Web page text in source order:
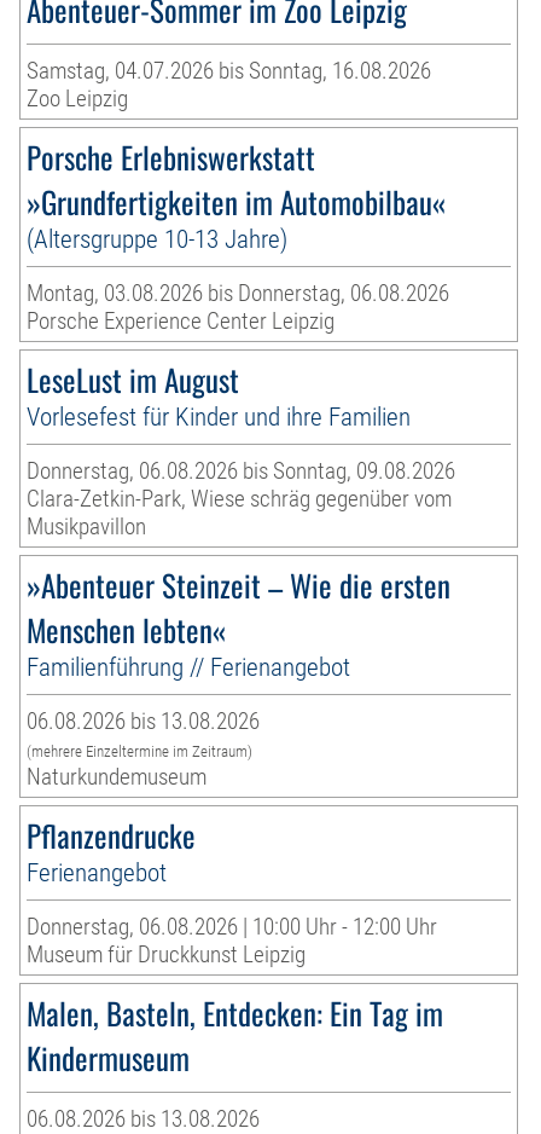
Abenteuer-Sommer im Zoo Leipzig
Samstag, 04.07.2026 bis Sonntag, 16.08.2026
Zoo Leipzig
Porsche Erlebniswerkstatt
»Grundfertigkeiten im Automobilbau«
(Altersgruppe 10-13 Jahre)
Montag, 03.08.2026 bis Donnerstag, 06.08.2026
Porsche Experience Center Leipzig
LeseLust im August
Vorlesefest für Kinder und ihre Familien
Donnerstag, 06.08.2026 bis Sonntag, 09.08.2026
Clara-Zetkin-Park, Wiese schräg gegenüber vom
Musikpavillon
»Abenteuer Steinzeit – Wie die ersten
Menschen lebten«
Familienführung // Ferienangebot
06.08.2026 bis 13.08.2026
(mehrere Einzeltermine im Zeitraum)
Naturkundemuseum
Pflanzendrucke
Ferienangebot
Donnerstag, 06.08.2026 | 10:00 Uhr - 12:00 Uhr
Museum für Druckkunst Leipzig
Malen, Basteln, Entdecken: Ein Tag im
Kindermuseum
06.08.2026 bis 13.08.2026